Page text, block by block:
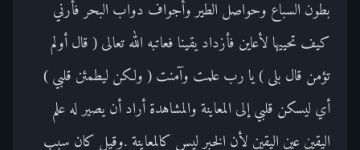
بطون السباع وحواصل الطير وأجواف دواب البحر فأرني
كيف تحييها لأعاين فأزداد يقينا فعاتبه الله تعالى ( قال أولم
تؤمن قال بلى ) يا رب علمت وآمنت ( ولكن ليطمئن قلبي )
أي ليسكن قلبي إلى المعاينة والمشاهدة أراد أن يصير له علم
اليقين عين اليقين لأن الخبر ليس كالمعاينة .وقيل كان سبب